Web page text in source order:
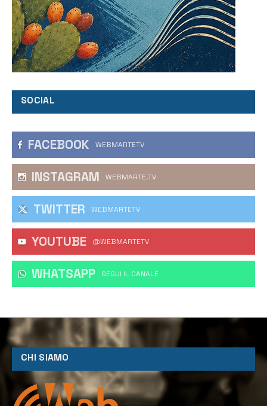
SOCIAL
FACEBOOK WEBMARTETV
INSTAGRAM WEBMARTE.TV
TWITTER WEBMARTETV
YOUTUBE @WEBMARTETV
WHATSAPP ‎SEGUI IL CANALE
CHI SIAMO